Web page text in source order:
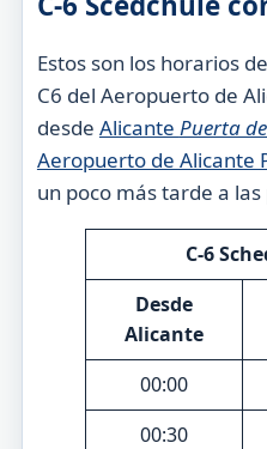
Estos son los horarios
C6 del Aeropuerto de
desde Alicante Puerta
Aeropuerto de Alicante
un poco más tarde a
C-6
Desde
Alicante
00:00
00:30